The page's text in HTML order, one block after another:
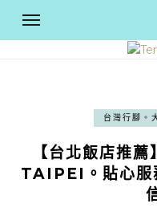
台灣行腳。
【台北飯店推
TAIPEI。貼心服